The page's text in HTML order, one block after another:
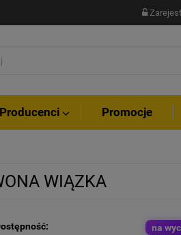
Producenci Promocje
WIĄZKA
na